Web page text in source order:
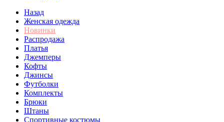
Назад
Женская одежда
Новинки
Распродажа
Платья
Джемперы
Кофты
Джинсы
Футболки
Комплекты
Брюки
Штаны
Спортивные костюмы